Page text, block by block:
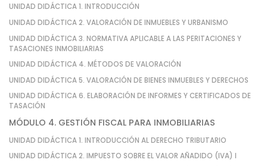
UNIDAD DIDÁCTICA 1. INTRODUCCIÓN
UNIDAD DIDÁCTICA 2. VALORACIÓN DE INMUEBLES Y URBANISMO
UNIDAD DIDÁCTICA 3. NORMATIVA APLICABLE A LAS PERITACIONES Y
TASACIONES INMOBILIARIAS
UNIDAD DIDÁCTICA 4. MÉTODOS DE VALORACIÓN
UNIDAD DIDÁCTICA 5. VALORACIÓN DE BIENES INMUEBLES Y DERECHOS
UNIDAD DIDÁCTICA 6. ELABORACIÓN DE INFORMES Y CERTIFICADOS DE
TASACIÓN
MÓDULO 4. GESTIÓN FISCAL PARA INMOBILIARIAS
UNIDAD DIDÁCTICA 1. INTRODUCCIÓN AL DERECHO TRIBUTARIO
UNIDAD DIDÁCTICA 2. IMPUESTO SOBRE EL VALOR AÑADIDO (IVA) I